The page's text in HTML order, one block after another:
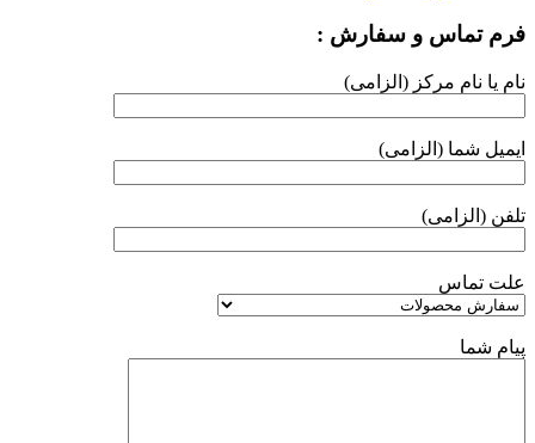
فرم تماس و سفارش :
نام یا نام مرکز (الزامی)
ایمیل شما (الزامی)
تلفن (الزامی)
علت تماس
پیام شما